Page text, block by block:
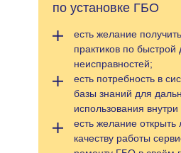
по установке ГБО
есть желание
практиков по быстрой
неисправностей;
есть потребность в
базы знаний для
использования
есть желание
качеству работы